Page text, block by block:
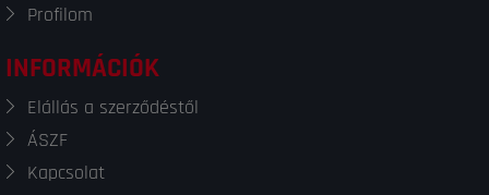
Profilom
INFORMÁCIÓK
Elállás a szerződéstől
ÁSZF
Kapcsolat